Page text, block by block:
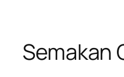
Semakan